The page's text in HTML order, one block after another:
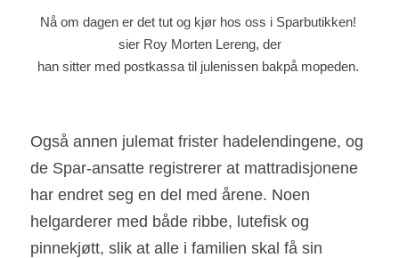
Nå om dagen er det tut og kjør hos oss i Sparbutikken!
sier Roy Morten Lereng, der
han sitter med postkassa til julenissen bakpå mopeden.
Også annen julemat frister hadelendingene, og
de Spar-ansatte registrerer at mattradisjonene
har endret seg en del med årene. Noen
helgarderer med både ribbe, lutefisk og
pinnekjøtt, slik at alle i familien skal få sin